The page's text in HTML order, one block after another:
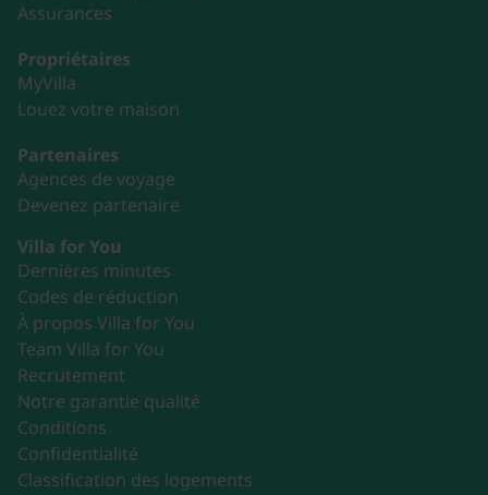
Assurances
Propriétaires
MyVilla
Louez votre maison
Partenaires
Agences de voyage
Devenez partenaire
Villa for You
Dernières minutes
Codes de réduction
À propos Villa for You
Team Villa for You
Recrutement
Notre garantie qualité
Conditions
Confidentialité
Classification des logements